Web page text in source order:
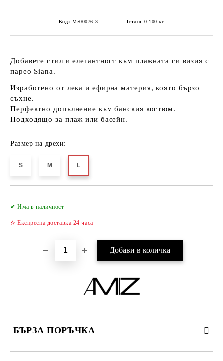
Код: Mz00076-3 Тегло: 0.100 кг
Добавете стил и елегантност към плажната си визия с
парео Siana.
Изработено от лека и ефирна материя, която бързо
съхне.
Перфектно допълнение към банския костюм.
Подходящо за плаж или басейн.
Размер на дрехи:
S M L
✔ Има в наличност
✫ Експресна доставка 24 часа
БЪРЗА ПОРЪЧКА
САМО ПОПЪЛНЕТЕ 2 ПОЛЕТА